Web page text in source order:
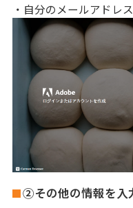
・自分のメールアドレ
②その他の情報を入